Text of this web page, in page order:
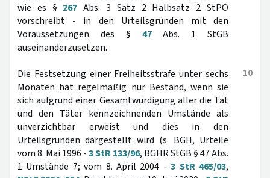
wie es § 267 Abs. 3 Satz 2 Halbsatz 2 StPO
vorschreibt - in den Urteilsgründen mit den
Voraussetzungen des § 47Abs. 1 StGB
auseinanderzusetzen.
10
Die Festsetzung einer Freiheitsstrafe unter sechs
Monaten hat regelmäßig nur Bestand, wenn sie
sich aufgrund einer Gesamtwürdigung aller die Tat
und den Täter kennzeichnenden Umstände als
unverzichtbar erweist und dies in den
Urteilsgründen dargestellt wird (s. BGH, Urteile
vom 8. Mai 1996 -3 StR 133/96, BGHR StGB § 47 Abs.
1 Umstände 7; vom 8. April 2004 -3 StR 465/03,